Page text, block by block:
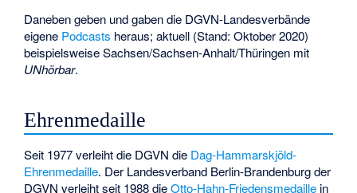
Daneben geben und gaben die DGVN-Landesverbände
eigene Podcasts heraus; aktuell (Stand: Oktober 2020)
beispielsweise Sachsen/Sachsen-Anhalt/Thüringen mit
UNhörbar.
Ehrenmedaille
Seit 1977 verleiht die DGVN die Dag-Hammarskjöld-
Ehrenmedaille. Der Landesverband Berlin-Brandenburg der
DGVN verleiht seit 1988 dieOtto-Hahn-Friedensmedaille in